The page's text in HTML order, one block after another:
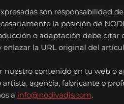
son responsabilidad
la posición de
o adaptación debe citar
enlazar la URL original del
nuestro contenido en tu web o
artista, agencia, fabricante o
a info@nodivadjs.com.